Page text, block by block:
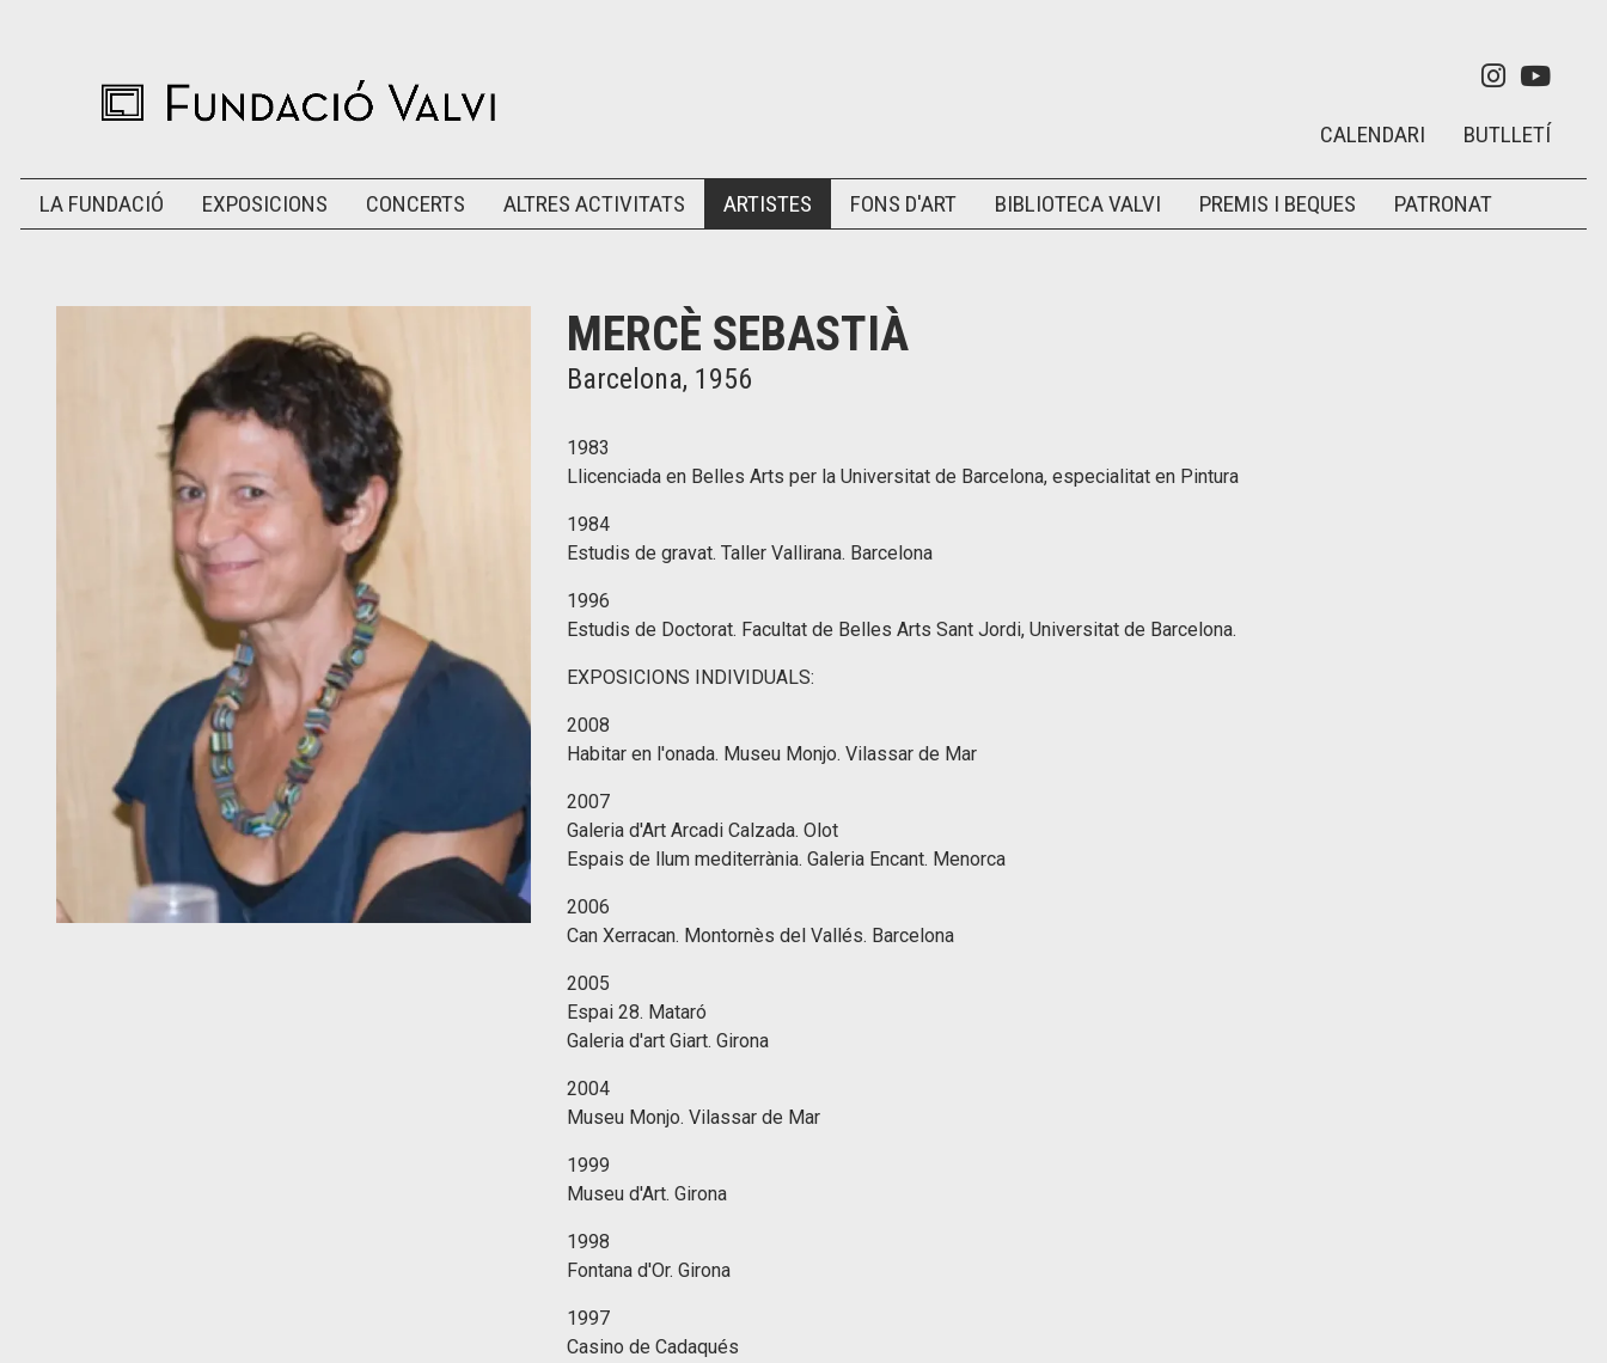
Link aLink
BUTLLETÍ
CALENDARI
LA FUNDACIÓ EXPOSICIONS CONCERTS ALTRES ACTIVITATS ARTISTES FONS D'ART BIBLIOTECA VALVI PREMIS I BEQUES PATRONAT
MERCÈ SEBASTIÀ
Barcelona, 1956
1983
Llicenciada en Belles Arts per la Universitat de Barcelona, especialitat en Pintura
1984
Estudis de gravat. Taller Vallirana. Barcelona
1996
Estudis de Doctorat. Facultat de Belles Arts Sant Jordi, Universitat de Barcelona.
EXPOSICIONS INDIVIDUALS:
2008
Habitar en l'onada. Museu Monjo. Vilassar de Mar
2007
Galeria d'Art Arcadi Calzada. Olot
Espais de llum mediterrània. Galeria Encant. Menorca
2006
Can Xerracan. Montornès del Vallés. Barcelona
2005
Espai 28. Mataró
Galeria d'art Giart. Girona
2004
Museu Monjo. Vilassar de Mar
1999
Museu d'Art. Girona
1998
Fontana d'Or. Girona
1997
Casino de Cadaqués